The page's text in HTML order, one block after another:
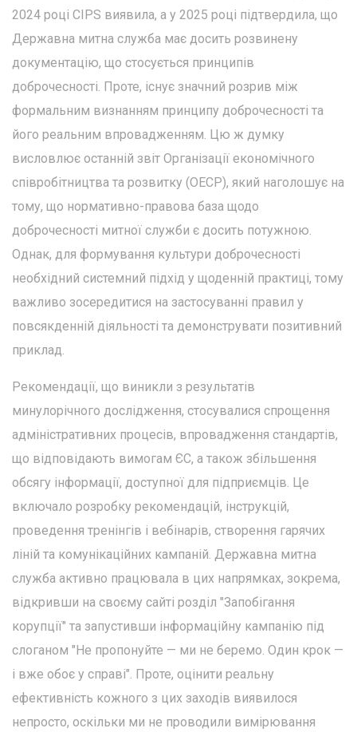
2024 році CIPS виявила, а у 2025 році підтвердила, що
Державна митна служба має досить розвинену
документацію, що стосується принципів
доброчесності. Проте, існує значний розрив між
формальним визнанням принципу доброчесності та
його реальним впровадженням. Цю ж думку
висловлює останній звіт Організації економічного
співробітництва та розвитку (ОЕСР), який наголошує на
тому, що нормативно-правова база щодо
доброчесності митної служби є досить потужною.
Однак, для формування культури доброчесності
необхідний системний підхід у щоденній практиці, тому
важливо зосередитися на застосуванні правил у
повсякденній діяльності та демонструвати позитивний
приклад.
Рекомендації, що виникли з результатів
минулорічного дослідження, стосувалися спрощення
адміністративних процесів, впровадження стандартів,
що відповідають вимогам ЄС, а також збільшення
обсягу інформації, доступної для підприємців. Це
включало розробку рекомендацій, інструкцій,
проведення тренінгів і вебінарів, створення гарячих
ліній та комунікаційних кампаній. Державна митна
служба активно працювала в цих напрямках, зокрема,
відкривши на своєму сайті розділ "Запобігання
корупції" та запустивши інформаційну кампанію під
слоганом "Не пропонуйте — ми не беремо. Один крок —
і вже обоє у справі". Проте, оцінити реальну
ефективність кожного з цих заходів виявилося
непросто, оскільки ми не проводили вимірювання